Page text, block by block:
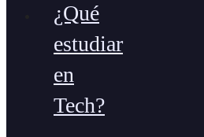
¿Qué
estudiar
en
Tech?